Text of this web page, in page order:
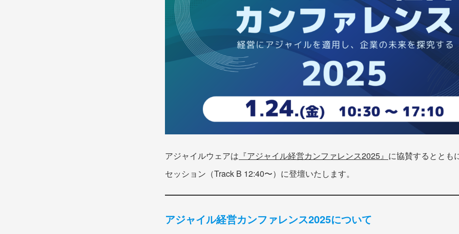
アジャイルウェアは 『アジャイル経営カンファレンス2025』 に協賛するととも
セッション（Track B 12:40〜）に登壇いたします。
アジャイル経営カンファレンス2025について